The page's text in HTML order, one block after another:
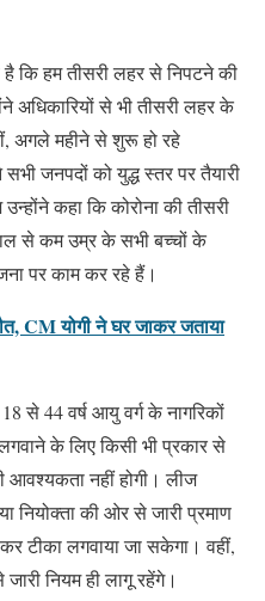
कि हम तीसरी लहर से निपटने की
अधिकारियों से भी तीसरी लहर के
अगले महीने से शुरू हो रहे
जनपदों को युद्ध स्तर पर तैयारी
कहा कि कोरोना की तीसरी
से कम उम्र के सभी बच्चों के
पर काम कर रहे हैं।
CM योगी ने घर जाकर जताया
से 44 वर्ष आयु वर्ग के नागरिकों
के लिए किसी भी प्रकार से
आवश्यकता नहीं होगी। लीज
की ओर से जारी प्रमाण
टीका लगवाया जा सकेगा। वहीं,
नियम ही लागू रहेंगे।